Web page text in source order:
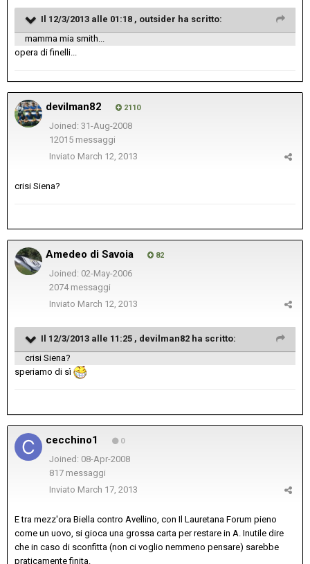
Il 12/3/2013 alle 01:18 , outsider ha scritto:
mamma mia smith...
opera di finelli...
devilman82 2110
Joined: 31-Aug-2008
12015 messaggi
Inviato March 12, 2013
crisi Siena?
Amedeo di Savoia 82
Joined: 02-May-2006
2074 messaggi
Inviato March 12, 2013
Il 12/3/2013 alle 11:25 , devilman82 ha scritto:
crisi Siena?
speriamo di sì
cecchino1 0
Joined: 08-Apr-2008
817 messaggi
Inviato March 17, 2013
E tra mezz'ora Biella contro Avellino, con Il Lauretana Forum pieno
come un uovo, si gioca una grossa carta per restare in A. Inutile dire
che in caso di sconfitta (non ci voglio nemmeno pensare) sarebbe
praticamente finita.